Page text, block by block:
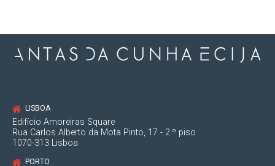
LISBOA
Edifício Amoreiras Square
Rua Carlos Alberto da Mota Pinto, 17 - 2.º piso
1070-313 Lisboa
PORTO